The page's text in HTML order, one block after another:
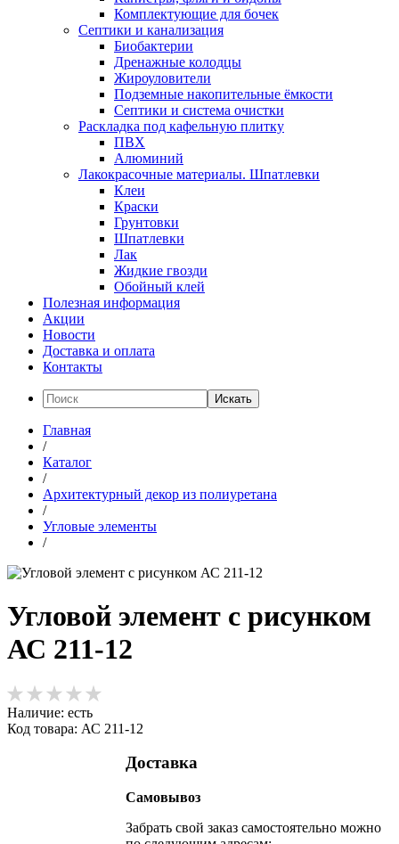
Комплектующие для бочек
Септики и канализация
Биобактерии
Дренажные колодцы
Жироуловители
Подземные накопительные ёмкости
Септики и система очистки
Раскладка под кафельную плитку
ПВХ
Алюминий
Лакокрасочные материалы. Шпатлевки
Клеи
Краски
Грунтовки
Шпатлевки
Лак
Жидкие гвозди
Обойный клей
Полезная информация
Акции
Новости
Доставка и оплата
Контакты
Искать
Главная
/
Каталог
/
Архитектурный декор из полиуретана
/
Угловые элементы
/
Угловой элемент с рисунком
АС 211-12
Наличие: есть
Код товара: АС 211-12
Доставка
Самовывоз
Забрать свой заказ самостоятельно можно